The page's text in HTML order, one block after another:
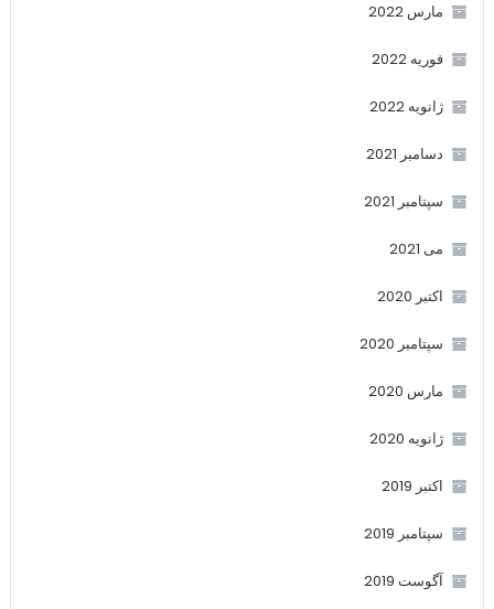
مارس 2022
فوریه 2022
ژانویه 2022
دسامبر 2021
سپتامبر 2021
می 2021
اکتبر 2020
سپتامبر 2020
مارس 2020
ژانویه 2020
اکتبر 2019
سپتامبر 2019
آگوست 2019